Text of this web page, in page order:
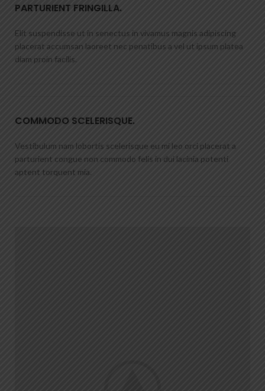
PARTURIENT FRINGILLA.
Elit suspendisse ut in senectus in vivamus magnis adipiscing
placerat accumsan laoreet nec penatibus a vel ut ipsum platea
diam proin facilis.
COMMODO SCELERISQUE.
Vestibulum nam lobortis scelerisque eu mi leo orci placerat a
parturient congue non commodo felis in dui lacinia potenti
aptent torquent mia.